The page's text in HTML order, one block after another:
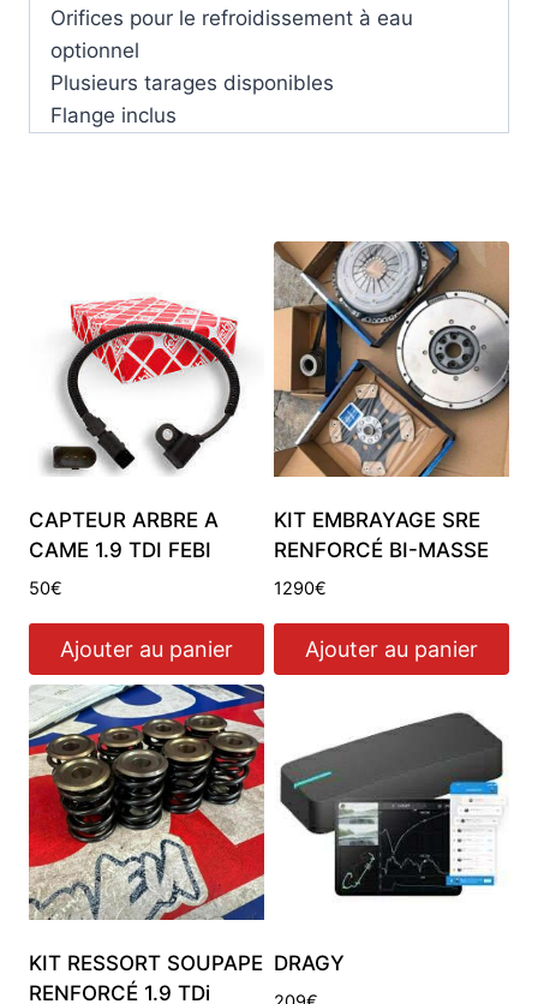
Orifices pour le refroidissement à eau
optionnel
Plusieurs tarages disponibles
Flange inclus
CAPTEUR ARBRE A
CAME 1.9 TDI FEBI
50€
Ajouter au panier
KIT EMBRAYAGE SRE
RENFORCÉ BI-MASSE
1290€
Ajouter au panier
KIT RESSORT SOUPAPE
RENFORCÉ 1.9 TDi
DRAGY